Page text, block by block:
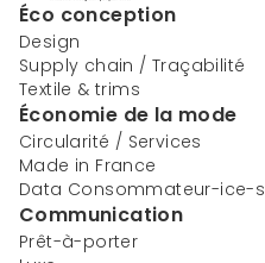
Éco conception
Design
Supply chain / Traçabilité
Textile & trims
Économie de la mode
Circularité / Services
Made in France
Data Consommateur-ice-s
Communication
Prêt-à-porter